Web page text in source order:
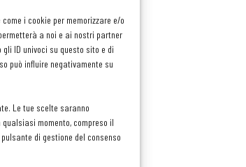
i cookie per memorizzare e/o
a noi e ai nostri partner
ID univoci su questo sito e di
può influire negativamente su
Le tue scelte saranno
momento, compreso il
di gestione del consenso
tavoli e a
lì fuori